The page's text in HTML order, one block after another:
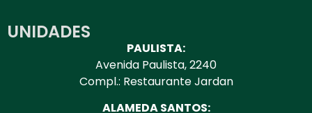
UNIDADES
PAULISTA:
Avenida Paulista, 2240
Compl.: Restaurante Jardan
ALAMEDA SANTOS: